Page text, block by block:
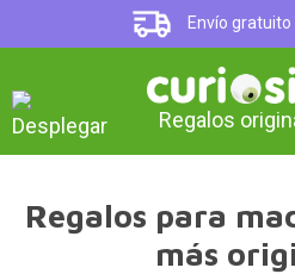
Envío
Regalos
Regalos para
más